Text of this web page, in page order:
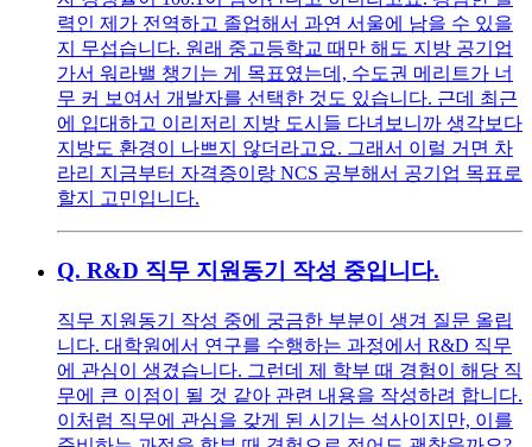
력인 제가 전역하고 졸업해서 과연 서울에 남을 수 있을
지 무섭습니다. 원래 중고등학교 때만 해도 지방 공기업
가서 워라밸 챙기는 게 목표였는데, 수도권 메리트가 너
무 커 보여서 개발자를 선택한 것도 있습니다. 근데 최근
에 입대하고 이리저리 지방 도시들 다녀보니까 생각보다
지방도 환경이 나쁘지 않더라고요. 그래서 이럴 거면 차
라리 지금부터 자격증이랑 NCS 공부해서 공기업 목표로
할지 고민입니다.
Q. R&D 직무 지원동기 작성 중입니다.
직무 지원동기 작성 중에 궁금한 부분이 생겨 질문 올립
니다. 대학원에서 연구를 수행하는 과정에서 R&D 직무
에 관심이 생겼습니다. 그런데 제 학부 때 경험이 해당 직
무에 큰 이점이 될 것 같아 관련 내용을 작성하려 합니다.
이처럼 직무에 관심을 갖게 된 시기는 석사이지만, 이를